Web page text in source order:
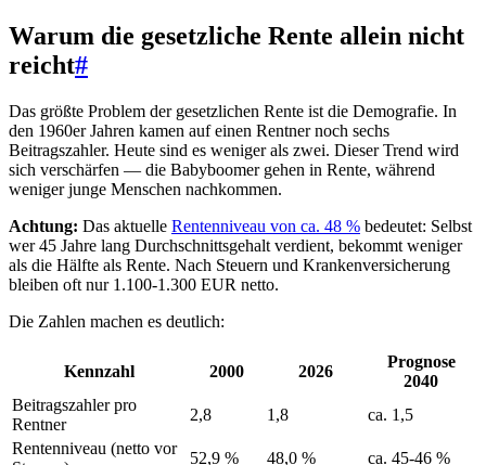
Warum die gesetzliche Rente allein nicht
reicht#
Das größte Problem der gesetzlichen Rente ist die Demografie. In
den 1960er Jahren kamen auf einen Rentner noch sechs
Beitragszahler. Heute sind es weniger als zwei. Dieser Trend wird
sich verschärfen — die Babyboomer gehen in Rente, während
weniger junge Menschen nachkommen.
Achtung: Das aktuelle Rentenniveau von ca. 48 % bedeutet: Selbst
wer 45 Jahre lang Durchschnittsgehalt verdient, bekommt weniger
als die Hälfte als Rente. Nach Steuern und Krankenversicherung
bleiben oft nur 1.100-1.300 EUR netto.
Die Zahlen machen es deutlich:
Kennzahl 2000 2026
Prognose
2040
Beitragszahler pro
Rentner
2,8 1,8
ca. 1,5
Rentenniveau (netto vor
52,9 % 48,0 % ca. 45-46 %